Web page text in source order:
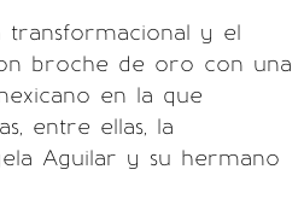
transformacional y el
broche de oro con una
en la que
entre ellas, la
Aguilar y su hermano